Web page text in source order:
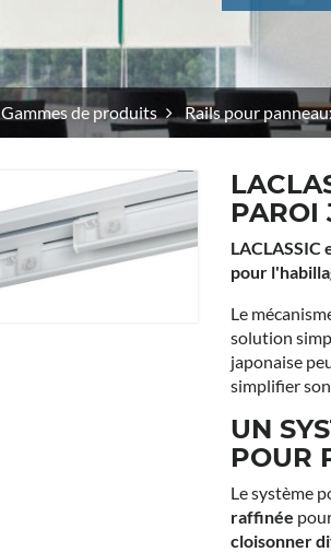
Gammes de produits Rails pour
PAROI
LACLASSIC
pour
Le
solution
japonaise
simplifier
UN
POUR
Le système
raffinée
cloisonner